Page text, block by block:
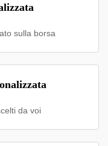
sulla borsa
da voi